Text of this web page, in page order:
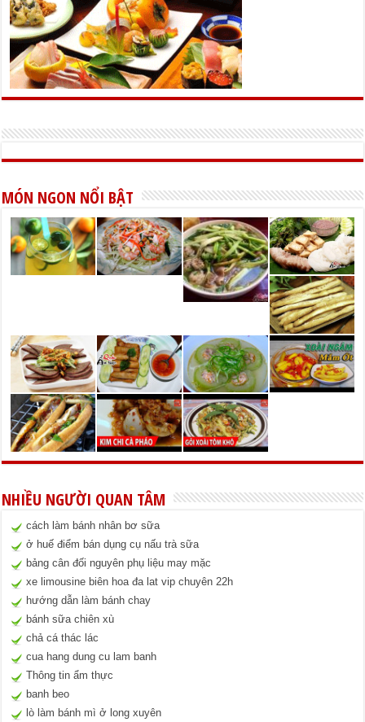
MÓN NGON NỔI BẬT
NHIỀU NGƯỜI QUAN TÂM
cách làm bánh nhân bơ sữa
ở huế điểm bán dụng cụ nấu trà sữa
bảng cân đối nguyên phụ liệu may mặc
xe limousine biên hoa đa lat vip chuyên 22h
hướng dẫn làm bánh chay
bánh sữa chiên xù
chả cá thác lác
cua hang dung cu lam banh
Thông tin ẩm thực
banh beo
lò làm bánh mì ở long xuyên